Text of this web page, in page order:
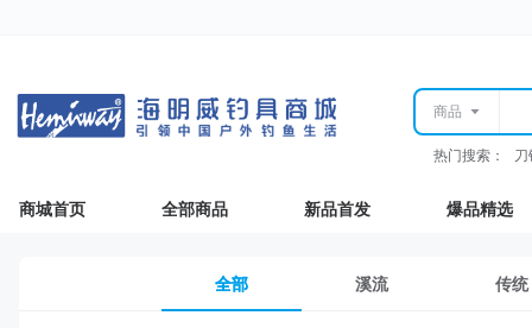
商品
热门搜索：
商城首页 全部商品 新品首发 爆品精选
全部 溪流 传统